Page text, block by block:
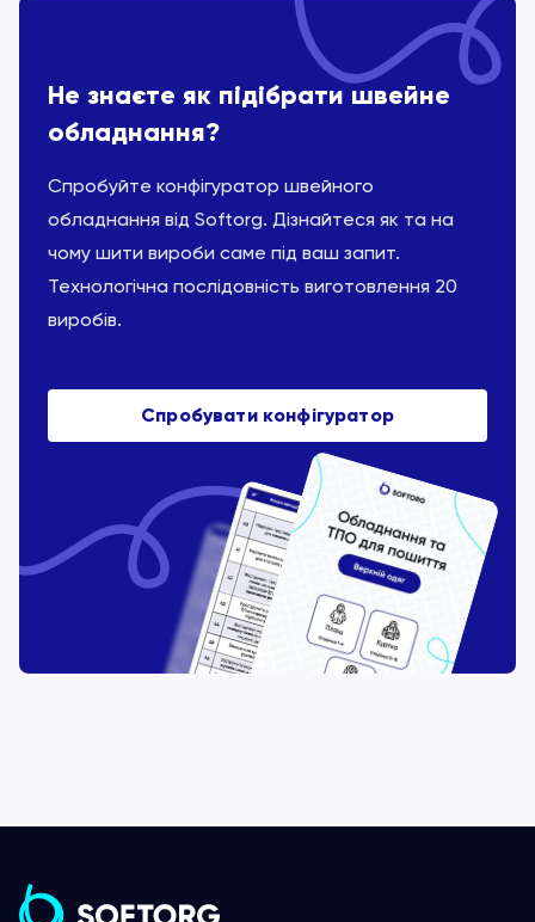
Не знаєте як підібрати швейне
обладнання?
Спробуйте конфігуратор швейного
обладнання від Softorg. Дізнайтеся як та на
чому шити вироби саме під ваш запит.
Технологічна послідовність виготовлення 20
виробів.
Спробувати конфігуратор